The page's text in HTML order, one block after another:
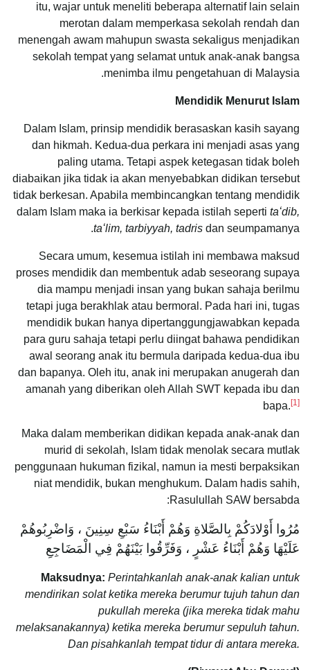
itu, wajar untuk meneliti beberapa alternatif lain selain
merotan dalam memperkasa sekolah rendah dan
menengah awam mahupun swasta sekaligus menjadikan
sekolah tempat yang selamat untuk anak-anak bangsa
menimba ilmu pengetahuan di Malaysia.
Mendidik Menurut Islam
Dalam Islam, prinsip mendidik berasaskan kasih sayang
dan hikmah. Kedua-dua perkara ini menjadi asas yang
paling utama. Tetapi aspek ketegasan tidak boleh
diabaikan jika tidak ia akan menyebabkan didikan tersebut
tidak berkesan. Apabila membincangkan tentang mendidik
dalam Islam maka ia berkisar kepada istilah seperti taʻdib,
taʻlim, tarbiyyah, tadris dan seumpamanya.
Secara umum, kesemua istilah ini membawa maksud
proses mendidik dan membentuk adab seseorang supaya
dia mampu menjadi insan yang bukan sahaja berilmu
tetapi juga berakhlak atau bermoral. Pada hari ini, tugas
mendidik bukan hanya dipertanggungjawabkan kepada
para guru sahaja tetapi perlu diingat bahawa pendidikan
awal seorang anak itu bermula daripada kedua-dua ibu
dan bapanya. Oleh itu, anak ini merupakan anugerah dan
amanah yang diberikan oleh Allah SWT kepada ibu dan
bapa. [1]
Maka dalam memberikan didikan kepada anak-anak dan
murid di sekolah, Islam tidak menolak secara mutlak
penggunaan hukuman fizikal, namun ia mesti berpaksikan
niat mendidik, bukan menghukum. Dalam hadis sahih,
Rasulullah SAW bersabda:
مُرُوا أَوْلادَكُمْ بِالصَّلاةِ وَهُمْ أَبْنَاءُ سَبْعِ سِنِينَ ، وَاضْرِبُوهُمْ
عَلَيْهَا وَهُمْ أَبْنَاءُ عَشْرٍ ، وَفَرِّقُوا بَيْنَهُمْ فِي الْمَضَاجِعِ
Maksudnya: Perintahkanlah anak-anak kalian untuk
mendirikan solat ketika mereka berumur tujuh tahun dan
pukullah mereka (jika mereka tidak mahu
melaksanakannya) ketika mereka berumur sepuluh tahun.
Dan pisahkanlah tempat tidur di antara mereka.